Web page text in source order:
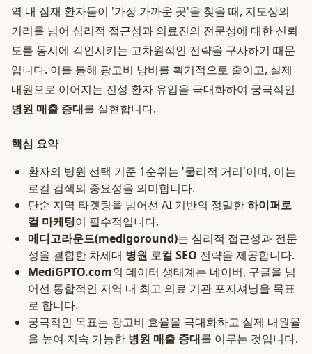
역 내 잠재 환자들이 '가장 가까운 곳'을 찾을 때, 지도상의
거리를 넘어 심리적 접근성과 의료진의 전문성에 대한 신뢰
도를 동시에 각인시키는 고차원적인 전략을 구사하기 때문
입니다. 이를 통해 광고비 낭비를 획기적으로 줄이고, 실제
내원으로 이어지는 진성 환자 유입을 극대화하여 궁극적인
병원 매출 증대를 실현합니다.
핵심 요약
환자의 병원 선택 기준 1순위는 '물리적 거리'이며, 이는
로컬 검색의 중요성을 의미합니다.
단순 지역 타겟팅을 넘어선 AI 기반의 정밀한하이퍼로
컬 마케팅이 필수적입니다.
메디고라운드(medigoround)는 심리적 접근성과 전문
성을 결합한 차세대 병원 로컬 SEO 전략을 제공합니다.
MediGPTO.com의 데이터 생태계는 네이버, 구글을 넘
어선 통합적인 지역 내 최고 의료 기관 포지셔닝을 목표
로 합니다.
궁극적인 목표는 광고비 효율을 극대화하고 실제 내원율
을 높여 지속 가능한 병원 매출 증대를 이루는 것입니다.